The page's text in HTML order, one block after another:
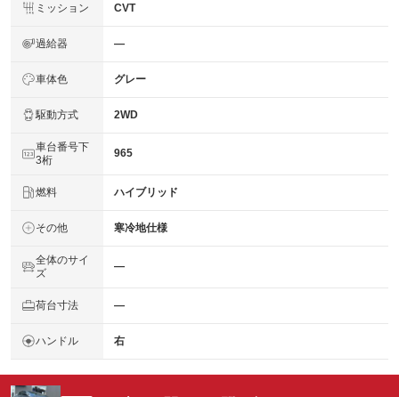
ミッション CVT
過給器 ―
車体色 グレー
駆動方式 2WD
車台番号下
3桁
965
燃料 ハイブリッド
その他 寒冷地仕様
全体のサイ
ズ
―
荷台寸法 ―
ハンドル 右